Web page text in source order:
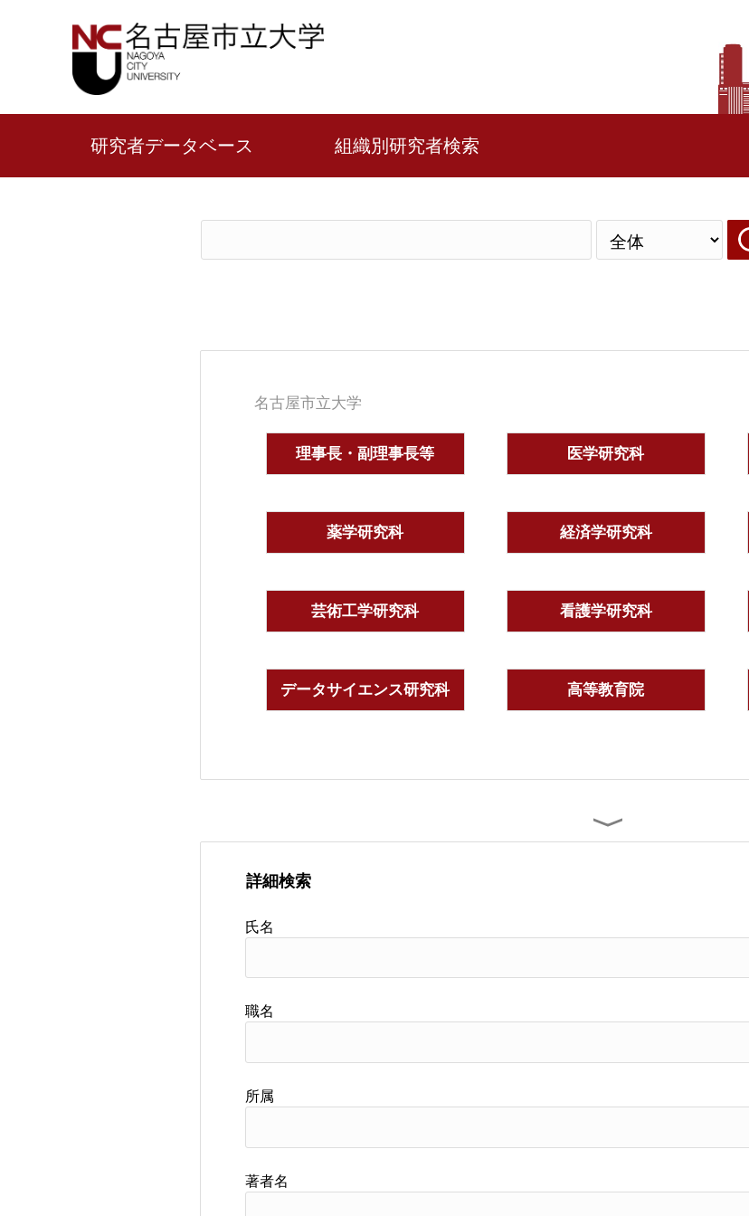
研究者データベース 組織別研究者検索
名古屋市立大学
理事長・副理事長等 医学研究科
薬学研究科 経済学研究科
芸術工学研究科 看護学研究科
データサイエンス研究科 高等教育院
詳細検索
氏名
職名
所属
著者名